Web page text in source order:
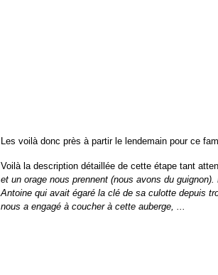
Les voilà donc près à partir le lendemain pour ce
Voilà la description détaillée de cette étape tant
et un orage nous prennent (nous avons du
Antoine qui avait égaré la clé de sa culotte depuis
nous a engagé à coucher à cette auberge, ...